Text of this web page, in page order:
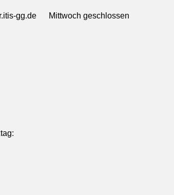
gg.de Mittwoch geschlossen